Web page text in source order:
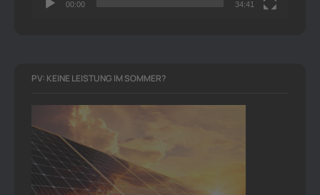
00:00 34:41
PV: KEINE LEISTUNG IM SOMMER?